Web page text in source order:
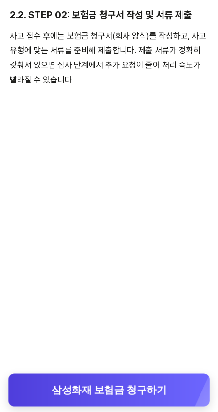
2.2. STEP 02: 보험금 청구서 작성 및 서류 제출
사고 접수 후에는 보험금 청구서(회사 양식)를 작성하고, 사고
유형에 맞는 서류를 준비해 제출합니다. 제출 서류가 정확히
갖춰져 있으면 심사 단계에서 추가 요청이 줄어 처리 속도가
빨라질 수 있습니다.
삼성화재 보험금 청구하기